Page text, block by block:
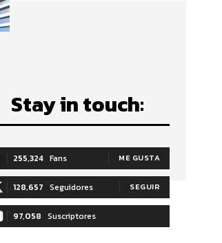
Stay in touch:
255,324 Fans ME GUSTA
128,657 Seguidores SEGUIR
97,058 Suscriptores